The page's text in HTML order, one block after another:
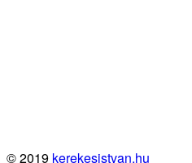
© 2019 kerekesistvan.hu